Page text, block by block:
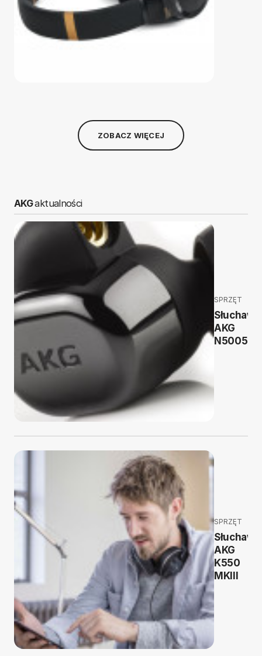
ZOBACZ WIĘCEJ
AKGaktualności
SPRZĘT
AKG
N5005
SPRZĘT
AKG
K550
MKIII